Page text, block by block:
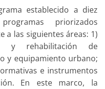
establecido a diez
priorizados
a las siguientes áreas: 1)
y rehabilitación de
y equipamiento urbano;
e instrumentos
En este marco, la